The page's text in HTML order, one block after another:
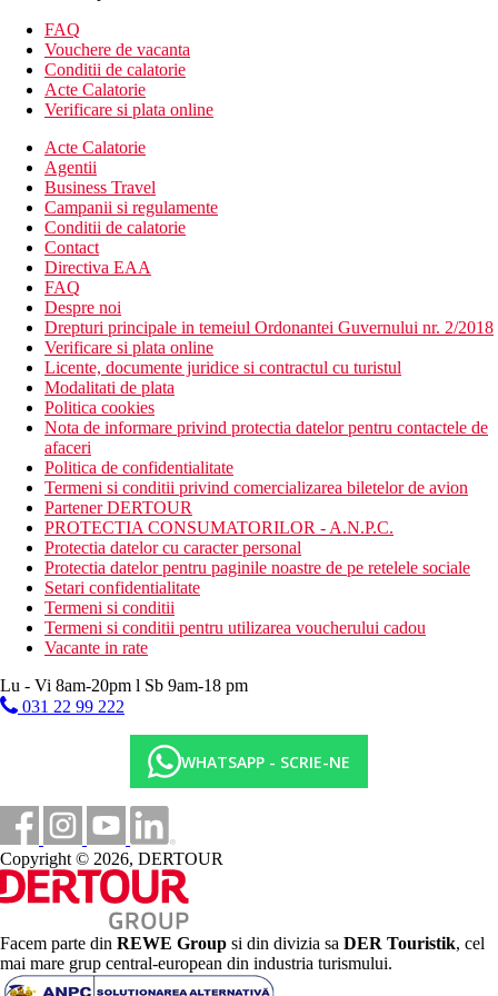
facilitatile de mai sus)
Camera dubla, deluxe, Ocean: vedere la mare
Camera dubla Club, Ocean: vedere la mare, Servicii Club
Rotana.
Camera de familie, clasica, vedere la gradina: vedere la
o canapea extensibila si un pat suplimentar.
Family room, deluxe, Ocean: vedere la mare, camera este
mai spatioasa. Ofera un pat king-size, o canapea
extensibila si un pat suplimentar.
Family room, club, Ocean: vedere la mare, camera este
mai spatioasa, servicii Club Rotana
Camera dubla, club, Premium: vedere la gradina, camera
Suite, club, Ocean: vedere la mare, camera este mai
spatioasa, living separat, servicii Club Rotana.
Descrierea hotelului
hol de intrare cu receptie
Wi-Fi gratuit in zona hotelului si in camere
piscina (sezlonguri, umbrele si prosoape gratuite)
sala de conferinta
magazin cu suveniruri
3 restaurante cu servicii (contra cost)
mini club (pentru copii de la 3 la 12 ani)
loc de joaca
Descrierea plajei
nisipos
sezlonguri, umbrele si prosoape gratuite
bar pe plaja
Activitati sportive gratuite
fitness
2 terenuri de tenis
Activitati contra cost
scufundari si sporturi nautice pe plaja
masaje
camera de relaxare
centru SPA si salon de infrumusetare
Mese incluse in pret
Program all inclusive
(pentru toate camerele cu excepția
camerelor Club rotana):
FAQ
Vouchere de vacanta
Conditii de calatorie
Acte Calatorie
Verificare si plata online
Acte Calatorie
Agentii
Business Travel
Campanii si regulamente
Conditii de calatorie
Contact
Directiva EAA
FAQ
Despre noi
Drepturi principale in temeiul Ordonantei Guvernului nr. 2/2018
Verificare si plata online
Licente, documente juridice si contractul cu turistul
Modalitati de plata
Politica cookies
Nota de informare privind protectia datelor pentru contactele de
afaceri
Politica de confidentialitate
Termeni si conditii privind comercializarea biletelor de avion
Partener DERTOUR
PROTECTIA CONSUMATORILOR - A.N.P.C.
Protectia datelor cu caracter personal
Protectia datelor pentru paginile noastre de pe retelele sociale
Setari confidentialitate
Termeni si conditii
Termeni si conditii pentru utilizarea voucherului cadou
Vacante in rate
Lu - Vi 8am-20pm l Sb 9am-18 pm
031 22 99 222
WHATSAPP - SCRIE-NE
Copyright © 2026, DERTOUR
Facem parte din REWE Group si din divizia sa DER Touristik, cel
mai mare grup central-european din industria turismului.